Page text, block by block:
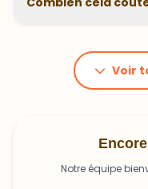
animal. En
C'est un
faire économiser en
Voir
Notre équipe